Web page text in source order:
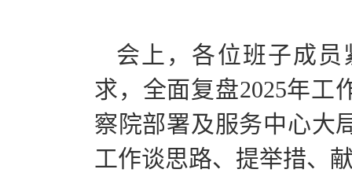
会上，各位班子成
求，全面复盘2025年工
察院部署及服务中心大
工作谈思路、提举措、